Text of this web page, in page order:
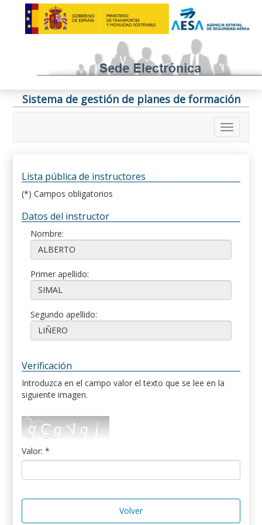
Sistema de gestión de planes de formación
Lista pública de instructores
(*) Campos obligatorios
Datos del instructor
Nombre:
Primer apellido:
Segundo apellido:
Verificación
Introduzca en el campo valor el texto que se lee en la
siguiente imagen.
Valor: *
Volver